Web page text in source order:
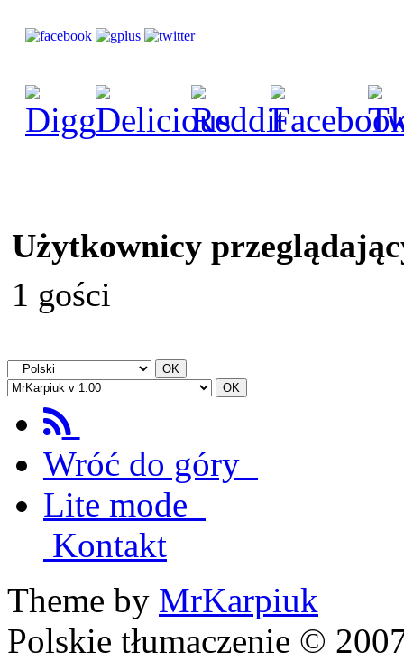
Użytkownicy
1 gości
Wróć do góry
Lite mode
Kontakt
Theme by MrKarpiuk
Polskie tłumaczenie ©